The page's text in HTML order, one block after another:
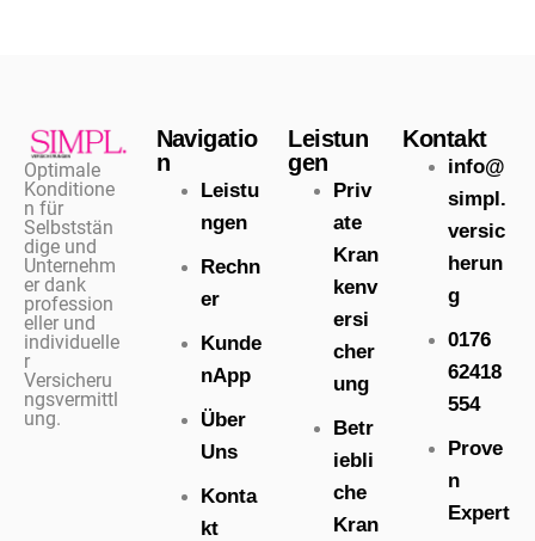
Optimale
Konditione
n für
Selbststän
dige und
Unternehm
er dank
profession
eller und
individuelle
r
Versicheru
ngsvermittl
ung.
Navigatio
n
Leistu
ngen
Rechn
er
Kunde
nApp
Über
Uns
Konta
kt
Leistun
gen
Priv
ate
Kran
kenv
ersi
cher
ung
Betr
iebli
che
Kran
Kontakt
info@
simpl.
versic
herun
g
0176
62418
554
Prove
n
Expert